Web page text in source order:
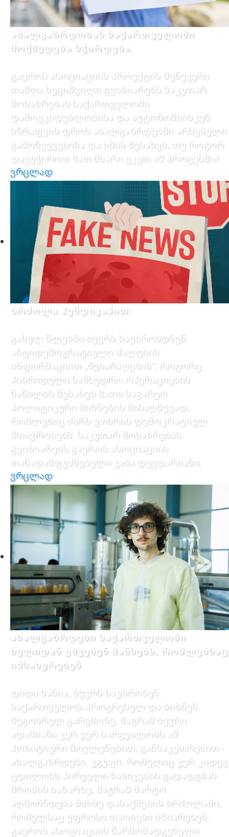
ახალგაზრდობას საქართველოში
მოქმედება სჭირდება
გაეროს ასოციაციის პროექტის მენეჯერი
თამთა ხუციშვილი გვიზიარებს საკუთარ
მოსაზრებას საქართველოში
დამოუკიდებლობისა და ავტონომიისკენ
სწრაფვის დროს ახალგაზრდებში არსებული
გამოწვევებისა და იმის შესახებ, თუ როგორ
დავუჭიროთ მათ მხარი უკეთ ამ პროცესში?
ვრცლად
ბრძოლა ჰენდიკაპით:
გასულ წლებში ბევრს საუბრობდნენ
ანტიდემოკრატიული ძალების
ინფორმაციით „შეიარაღების”, როგორც
ჰიბრიდული სამხედრო ოპერაციების
ნაწილის შესახებ მათი საგარეო
პოლიტიკური მიზნების მისაღწევად,
რომლებიც ძირს უთხრის დემოკრატიულ
მთავრობებს. საკუთარ მოსაზრებას
გვიზიარებს გაეროს ასოციაციის
თანადამფუძნებელი ჯაბა დევდარიანი.
ვრცლად
ახალგაზრდები საქართველოში
ხელიდან უშვებენ შანსებს, რომლებსაც
იმსახურებენ
დიდი ხანია, ბევრს საუბრობენ
საქართველოს პროგრესულ და ბიზნეს
მეგობრულ გარემოზე, მაგრამ ბევრი
ადამიანი ჯერ ვერ სარგებლობს ამ
პოზიტიური მოვლენებით, განსაკუთრებით -
ახალგაზრდები, ჯგუფი, რომელიც ჯერ კიდევ
ცდილობს პირველი ნაბიჯების გადადგმას
შრომის ბაზარზე, მაგრამ მარტო
აღმოჩნდება მძიმე დასაქმების ბრძოლაში,
რომელსაც უფროსი თაობები იზიარებენ.
გაეროს ასოციაციის წარმომადგენელი